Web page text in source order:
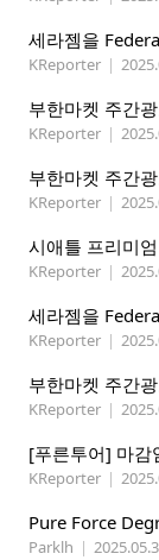
세라젬을
KReporter |
부한마켓 주간
KReporter |
부한마켓 주간
KReporter |
KReporter |
세라젬을
KReporter |
부한마켓 주간
KReporter |
KReporter |
Parklh |